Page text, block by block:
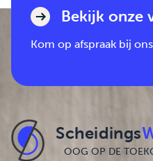
Bekijk onze
Kom op afspraak bij
Scheidings
OOG OP DE